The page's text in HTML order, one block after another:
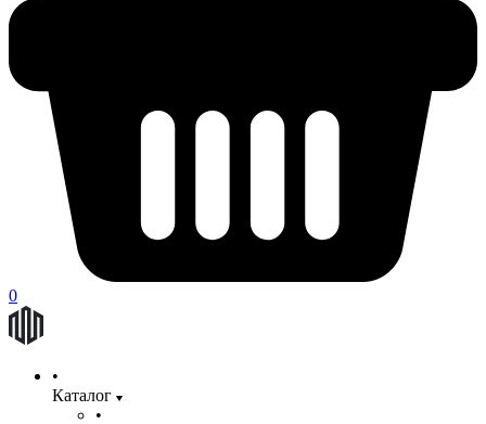
0
Каталог